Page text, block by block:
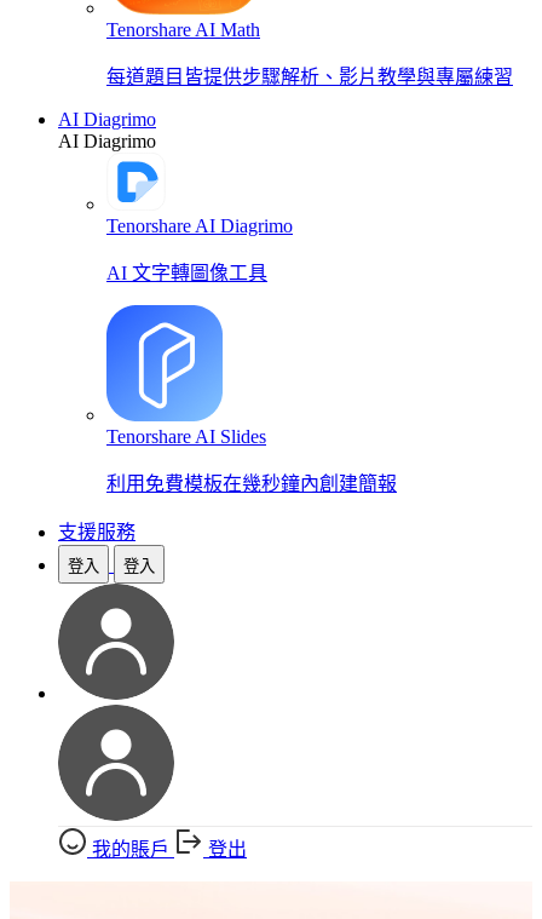
Tenorshare AI Math
每道題目皆提供步驟解析、影片教學與專屬練習
AI Diagrimo
AI Diagrimo
Tenorshare AI Diagrimo
AI 文字轉圖像工具
Tenorshare AI Slides
利用免費模板在幾秒鐘內創建簡報
支援服務
登入 登入
我的賬戶 登出